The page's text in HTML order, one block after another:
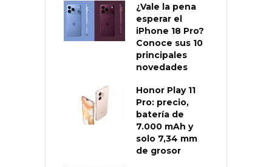
¿Vale la pena
esperar el
iPhone 18 Pro?
Conoce sus 10
principales
novedades
Honor Play 11
Pro: precio,
batería de
7.000 mAh y
solo 7,34 mm
de grosor